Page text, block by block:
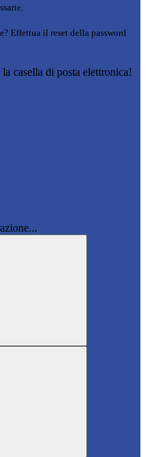
Effettua il reset della password
casella di posta elettronica!